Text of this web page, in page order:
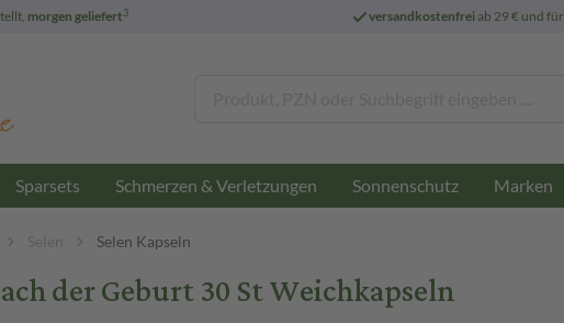
morgen geliefert3 versandkostenfreiab 29 € und
Sparsets Schmerzen & Verletzungen Sonnenschutz Marken
Selen Selen Kapseln
der Geburt 30 St Weichkapseln